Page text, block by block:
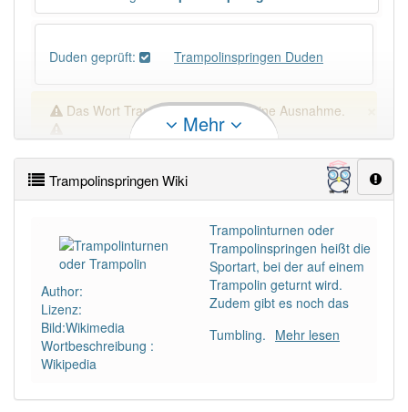
Duden geprüft: Trampolinspringen Duden
Das Wort Trampolinspringen ist eine Ausnahme.
DIE: 42Ausnahmen Beispiele
DAS: Beispiele
PowerIndex:2
Häufigkeit: 2 von 10
Mehr
Trampolinspringen Wiki
Author:
Lizenz:
Bild:Wikimedia
Wortbeschreibung :
Wikipedia
Trampolinturnen oder
Trampolinspringen heißt die
Sportart, bei der auf einem
Trampolin geturnt wird.
Zudem gibt es noch das
Tumbling. Mehr lesen